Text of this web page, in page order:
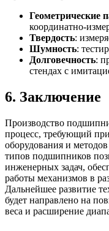
Геометрические
координатно-
Твердость:
Шумность:
Долговечность:
стендах с
6. Заключение
Производство
процесс, требующий
оборудования и методов
типов подшипников
инженерных задач,
работы механизмов в
Дальнейшее развитие
будет направлено на
веса и расширение